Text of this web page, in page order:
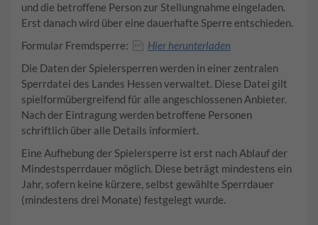
und die betroffene Person zur Stellungnahme eingeladen.
Erst danach wird über eine dauerhafte Sperre entschieden.
Formular Fremdsperre:
Hier herunterladen
Die Daten der Spielersperren werden in einer zentralen
Sperrdatei des Landes Hessen verwaltet. Diese Datei gilt
spielformübergreifend für alle angeschlossenen Anbieter.
Nach der Eintragung werden betroffene Personen
schriftlich über alle Details informiert.
Eine Aufhebung der Spielersperre ist erst nach Ablauf der
Mindestsperrdauer möglich. Diese beträgt mindestens ein
Jahr, sofern keine kürzere, selbst gewählte Sperrdauer
(mindestens drei Monate) festgelegt wurde.